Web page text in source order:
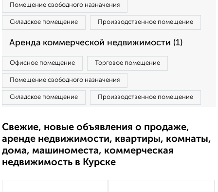
Помещение свободного назначения
Складское помещение Производственное помещение
Аренда коммерческой недвижимости (1)
Офисное помещение Торговое помещение
Помещение свободного назначения
Складское помещение Производственное помещение
Свежие, новые объявления о продаже,
аренде недвижимости, квартиры, комнаты,
дома, машиноместа, коммерческая
недвижимость в Курске